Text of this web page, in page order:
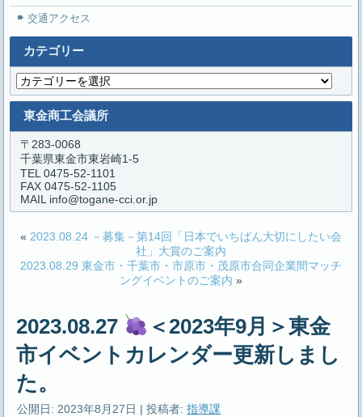
交通アクセス
カテゴリー
カ
テ
ゴ
リ東金商工会議所
〒283-0068
千葉県東金市東岩崎1-5
TEL 0475-52-1101
FAX 0475-52-1105
MAIL info@togane-cci.or.jp
« 2023.08.24 －募集－第14回「日本でいちばん大切にしたい会
社」大賞のご案内
2023.08.29 東金市・千葉市・市原市・茂原市合同企業間マッチ
ングイベントのご案内 »
2023.08.27
＜2023年9月＞東金
市イベントカレンダー更新しまし
た。
公開日: 2023年8月27日 |投稿者: 指導課